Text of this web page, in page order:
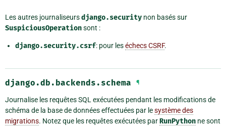
Les autres journaliseursdjango.security non basés sur
SuspiciousOperationsont :
django.security.csrf: pour leséchecs CSRF.
django.db.backends.schema ¶
Journalise les requêtes SQL exécutées pendant les modifications de
schéma de la base de données effectuées par lesystème des
migrations. Notez que les requêtes exécutées parRunPython ne sont